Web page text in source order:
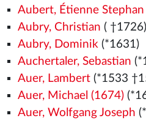
Aubert, Étienne Stephan
Aubry, Christian ( †1726)
Aubry, Dominik(*1631)
Auchertaler, Sebastian
Auer, Lambert(*1533
Auer, Michael (1674)
Auer, Wolfgang Joseph